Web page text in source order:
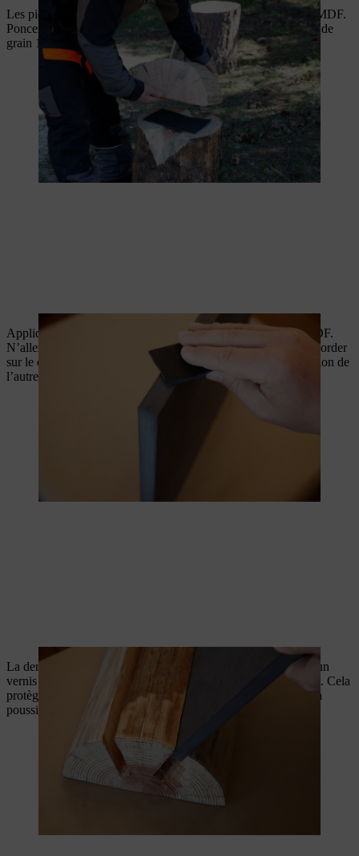
Les pieds du tabouret sont formés par une paire de panneaux MDF.
Poncez les bords coupés des planches avec du papier de verre de
grain 120 et les surfaces avec du papier de verre de grain 240.
Appliquez de la colle sur le bord long du premier panneau MDF.
N’allez pas jusqu’au bout, sinon l’excès de colle risque de déborder
sur le côté. Poussez le panneau dans la fente. Répétez l’opération de
l’autre côté.
La dernière étape consiste à protéger le bois du tabouret avec un
vernis transparent ou une teinture et un vernis pour bois coloré. Cela
protège le matériau naturel contre les effets de l’humidité, de la
poussière et des rayons UV et dure plusieurs années.